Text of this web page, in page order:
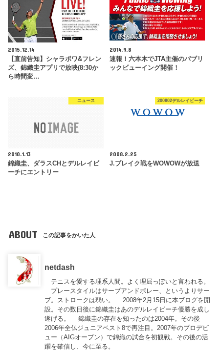
2015.12.14
【直前告知】シャラポワ&フレン
ズ、錦織圭アプリで放映(8:30か
ら時間変…
2014.9.8
速報！六本木でJTA主催のパブリ
ックビューイング開催！
ニュース
2010.1.13
錦織圭、ダラスCHとデルレイビ
ーチにエントリー
200802デルレイビーチ
2008.2.25
J.ブレイク戦をWOWOWが放送
ABOUT この記事をかいた人
netdash
テニスを愛する理系人間。よく理屈っぽいと言われる。
プレースタイルはサーブアンドボレー、というよりサー
ブ。ストロークは弱い。 2008年2月15日に本ブログを開
設。その数日後に錦織圭はあのデルレイビーチ優勝を成し
遂げる。 錦織圭の存在を知ったのは2004年。その後
2006年全仏ジュニアベスト8で再注目。2007年のプロデビ
ュー（AIGオープン）で錦織の試合を初観戦。その後の活
躍を確信し、今に至る。